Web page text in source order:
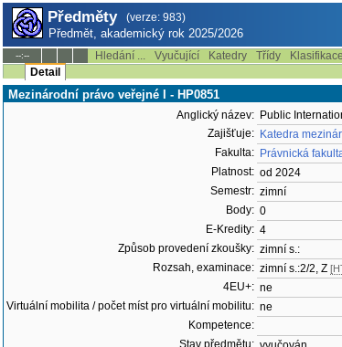
Předměty (verze: 983)
Předmět, akademický rok 2025/2026
--:-- Hledání ... Vyučující Katedry Třídy Klasifikace
Detail
Mezinárodní právo veřejné I - HP0851
Anglický název: Public
Zajišťuje: Katedra
Fakulta: Právnická
Platnost: od 2024
Semestr: zimní
Body: 0
E-Kredity: 4
Způsob provedení zkoušky: zimní s.:
Rozsah, examinace: zimní s.:2/2, Z
4EU+: ne
Virtuální mobilita / počet míst pro virtuální mobilitu: ne
Kompetence:
Stav předmětu: